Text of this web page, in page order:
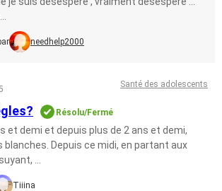
needhelp2000
Santé des adolescents
Résolu/Fermé
et demi et depuis plus de 2 ans et demi,
Depuis ce midi, en partant aux
...
Tiiina